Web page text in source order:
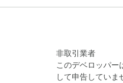
非取引業者
このデベロッパー
して申告していま